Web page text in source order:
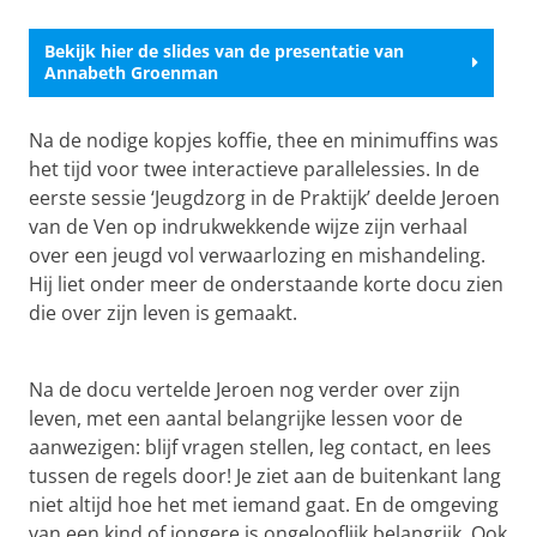
Bekijk hier de slides van de presentatie van
Annabeth Groenman
Na de nodige kopjes koffie, thee en minimuffins was
het tijd voor twee interactieve parallelessies. In de
eerste sessie ‘Jeugdzorg in de Praktijk’ deelde Jeroen
van de Ven op indrukwekkende wijze zijn verhaal
over een jeugd vol verwaarlozing en mishandeling.
Hij liet onder meer de onderstaande korte docu zien
die over zijn leven is gemaakt.
Na de docu vertelde Jeroen nog verder over zijn
leven, met een aantal belangrijke lessen voor de
aanwezigen: blijf vragen stellen, leg contact, en lees
tussen de regels door! Je ziet aan de buitenkant lang
niet altijd hoe het met iemand gaat. En de omgeving